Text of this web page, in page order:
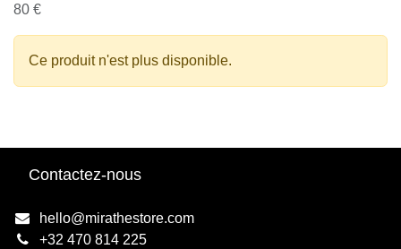
80 €
Ce produit n'est plus disponible.
Contactez-nous
hello@mirathestore.com
+32 470 814 225